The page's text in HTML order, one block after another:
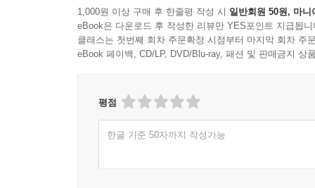
1,000원 이상 구매 후 한줄평 작성 시 일반회원 50원, 마니
eBook은 다운로드 후 작성한 리뷰만 YES포인트 지급됩니
클래스는 첫번째 회차 주문확정 시점부터 마지막 회차 주
eBook 페이백, CD/LP, DVD/Blu-ray, 패션 및 판매금지 상
평점
한글 기준 50자까지 작성가능